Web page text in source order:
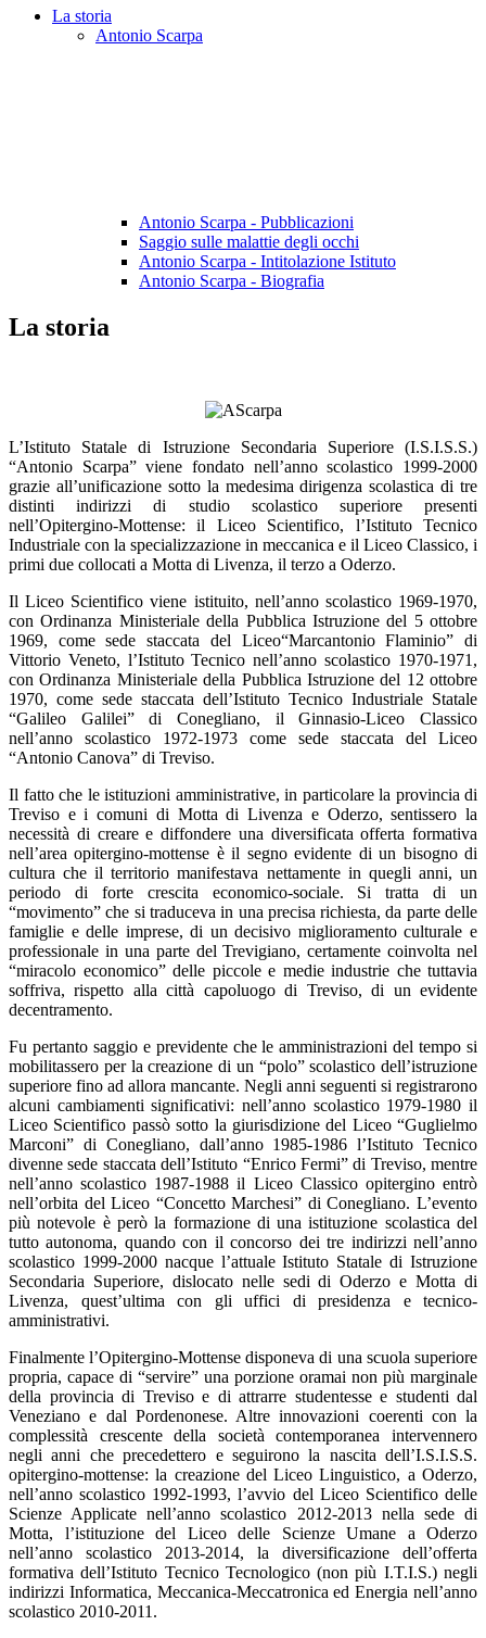
La storia
Antonio Scarpa
Antonio Scarpa - Pubblicazioni
Saggio sulle malattie degli occhi
Antonio Scarpa - Intitolazione Istituto
Antonio Scarpa - Biografia
La storia
L’Istituto Statale di Istruzione Secondaria Superiore (I.S.I.S.S.)
“Antonio Scarpa” viene fondato nell’anno scolastico 1999-2000
grazie all’unificazione sotto la medesima dirigenza scolastica di tre
distinti indirizzi di studio scolastico superiore presenti
nell’Opitergino-Mottense: il Liceo Scientifico, l’Istituto Tecnico
Industriale con la specializzazione in meccanica e il Liceo Classico, i
primi due collocati a Motta di Livenza, il terzo a Oderzo.
Il Liceo Scientifico viene istituito, nell’anno scolastico 1969-1970,
con Ordinanza Ministeriale della Pubblica Istruzione del 5 ottobre
1969, come sede staccata del Liceo“Marcantonio Flaminio” di
Vittorio Veneto, l’Istituto Tecnico nell’anno scolastico 1970-1971,
con Ordinanza Ministeriale della Pubblica Istruzione del 12 ottobre
1970, come sede staccata dell’Istituto Tecnico Industriale Statale
“Galileo Galilei” di Conegliano, il Ginnasio-Liceo Classico
nell’anno scolastico 1972-1973 come sede staccata del Liceo
“Antonio Canova” di Treviso.
Il fatto che le istituzioni amministrative, in particolare la provincia di
Treviso e i comuni di Motta di Livenza e Oderzo, sentissero la
necessità di creare e diffondere una diversificata offerta formativa
nell’area opitergino-mottense è il segno evidente di un bisogno di
cultura che il territorio manifestava nettamente in quegli anni, un
periodo di forte crescita economico-sociale. Si tratta di un
“movimento” che si traduceva in una precisa richiesta, da parte delle
famiglie e delle imprese, di un decisivo miglioramento culturale e
professionale in una parte del Trevigiano, certamente coinvolta nel
“miracolo economico” delle piccole e medie industrie che tuttavia
soffriva, rispetto alla città capoluogo di Treviso, di un evidente
decentramento.
Fu pertanto saggio e previdente che le amministrazioni del tempo si
mobilitassero per la creazione di un “polo” scolastico dell’istruzione
superiore fino ad allora mancante. Negli anni seguenti si registrarono
alcuni cambiamenti significativi: nell’anno scolastico 1979-1980 il
Liceo Scientifico passò sotto la giurisdizione del Liceo “Guglielmo
Marconi” di Conegliano, dall’anno 1985-1986 l’Istituto Tecnico
divenne sede staccata dell’Istituto “Enrico Fermi” di Treviso, mentre
nell’anno scolastico 1987-1988 il Liceo Classico opitergino entrò
nell’orbita del Liceo “Concetto Marchesi” di Conegliano. L’evento
più notevole è però la formazione di una istituzione scolastica del
tutto autonoma, quando con il concorso dei tre indirizzi nell’anno
scolastico 1999-2000 nacque l’attuale Istituto Statale di Istruzione
Secondaria Superiore, dislocato nelle sedi di Oderzo e Motta di
Livenza, quest’ultima con gli uffici di presidenza e tecnico-
amministrativi.
Finalmente l’Opitergino-Mottense disponeva di una scuola superiore
propria, capace di “servire” una porzione oramai non più marginale
della provincia di Treviso e di attrarre studentesse e studenti dal
Veneziano e dal Pordenonese. Altre innovazioni coerenti con la
complessità crescente della società contemporanea intervennero
negli anni che precedettero e seguirono la nascita dell’I.S.I.S.S.
opitergino-mottense: la creazione del Liceo Linguistico, a Oderzo,
nell’anno scolastico 1992-1993, l’avvio del Liceo Scientifico delle
Scienze Applicate nell’anno scolastico 2012-2013 nella sede di
Motta, l’istituzione del Liceo delle Scienze Umane a Oderzo
nell’anno scolastico 2013-2014, la diversificazione dell’offerta
formativa dell’Istituto Tecnico Tecnologico (non più I.T.I.S.) negli
indirizzi Informatica, Meccanica-Meccatronica ed Energia nell’anno
scolastico 2010-2011.